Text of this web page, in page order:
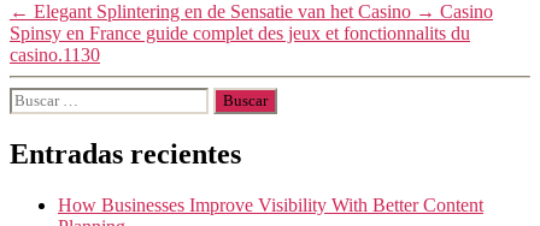
← Elegant Splintering en de Sensatie van het Casino → Casino
Spinsy en France guide complet des jeux et fonctionnalits du
casino.1130
Entradas recientes
How Businesses Improve Visibility With Better Content